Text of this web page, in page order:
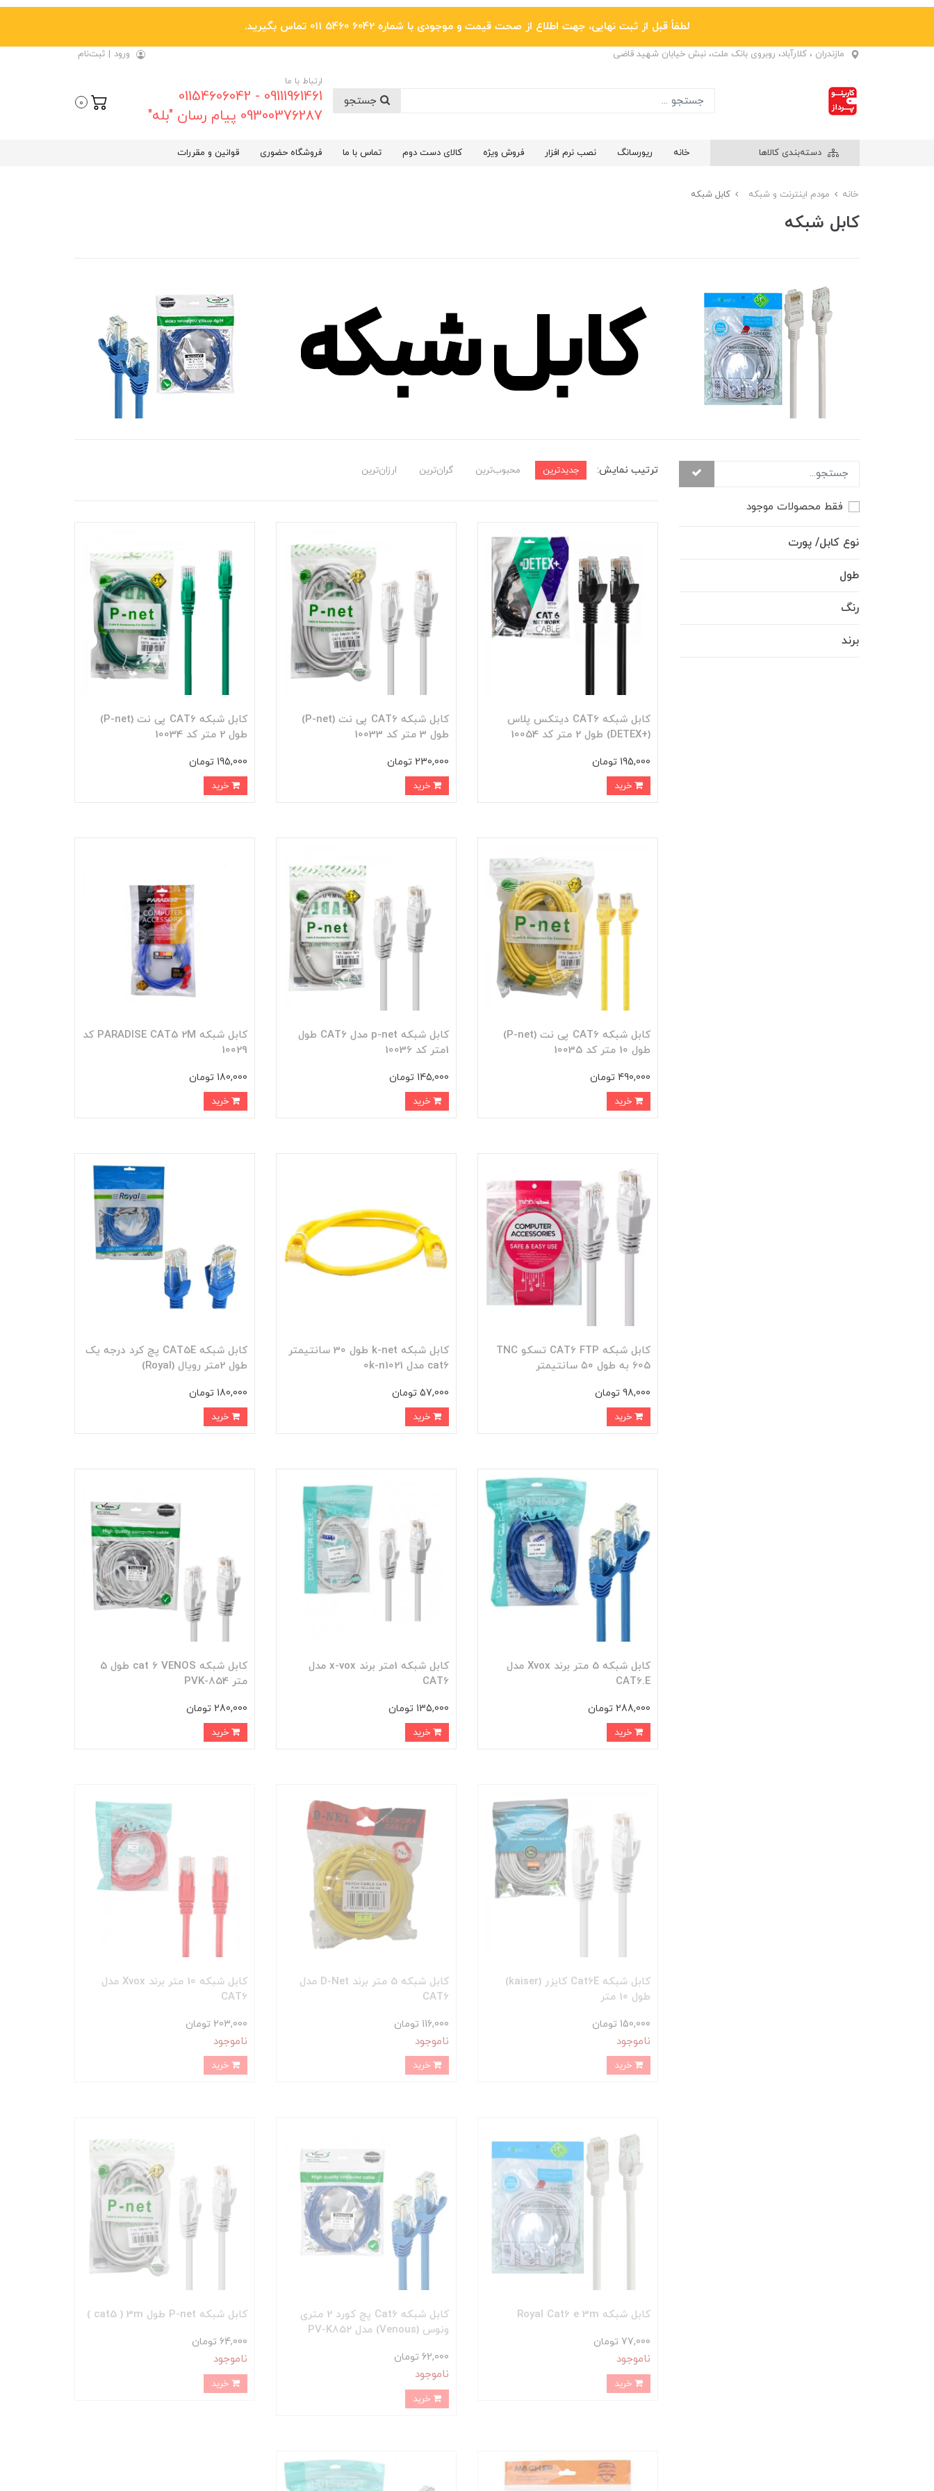
لطفاً قبل از ثبت نهایی، جهت اطلاع از صحت قیمت و موجودی با شماره 6042 5460 011 تماس بگیرید.
مازندران ، کلارآباد، روبروی بانک ملت، نبش خیابان شهید قاضی ورود | ثبت‌نام
ارتباط با ما
09111961461 - 01154606042
09300376287 پیام رسان "بله"
0
دسته‌بندی کالاها خانه ریورسانگ نصب نرم افزار فروش ویژه کالای دست دوم تماس با ما فروشگاه حضوری قوانین و مقررات
خانه مودم اینترنت و شبکه کابل شبکه
کابل شبکه
فقط محصولات موجود
نوع کابل/ پورت
طول
رنگ
برند
ترتیب نمایش: جدیدترین محبوب‌ترین گران‌ترین ارزان‌ترین
کابل شبکه CAT6 دیتکس پلاس
(+DETEX) طول 2 متر کد 10054
195,000 تومان
کابل شبکه CAT6 پی نت (P-net)
طول 3 متر کد 10033
230,000 تومان
خرید
کابل شبکه CAT6 پی نت (P-net)
طول 2 متر کد 10034
195,000 تومان
خرید
کابل شبکه CAT6 پی نت (P-net)
طول 10 متر کد 10035
490,000 تومان
کابل شبکه p-net مدل CAT6 طول
1متر کد 10036
145,000 تومان
خرید
کابل شبکه PARADISE CAT5 2M کد
10029
180,000 تومان
خرید
کابل شبکه CAT6 FTP تسکو TNC
605 به طول ۵۰ سانتیمتر
98,000 تومان
کابل شبکه k-net طول 30 سانتیمتر
cat6 مدل 0k-n1021
57,000 تومان
خرید
کابل شبکه CAT5E پچ کرد درجه یک
طول 2متر رویال (Royal)
180,000 تومان
خرید
کابل شبکه 5 متر برند Xvox مدل
CAT6.E
288,000 تومان
کابل شبکه 1متر برند x-vox مدل
CAT6
135,000 تومان
خرید
کابل شبکه cat 6 VENOS طول 5
متر PVK-854
280,000 تومان
خرید
کابل شبکه Cat6E کایزر (kaiser)
طول 10 متر
150,000 تومان
ناموجود
کابل شبکه 5 متر برند D-Net مدل
CAT6
116,000 تومان
ناموجود
خرید
کابل شبکه 10 متر برند Xvox مدل
CAT6
203,000 تومان
ناموجود
خرید
کابل شبکه Royal Cat6 e 3m
77,000 تومان
ناموجود
کابل شبکه Cat6 پچ کورد 2 متری
ونوس (Venous) مدل PV-K852
62,000 تومان
ناموجود
خرید
کابل شبکه P-net طول cat5 ) 3m )
64,000 تومان
ناموجود
خرید